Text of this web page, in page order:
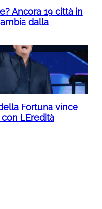
Ancora 19 città in
dalla
Fortuna vince
L’Eredità